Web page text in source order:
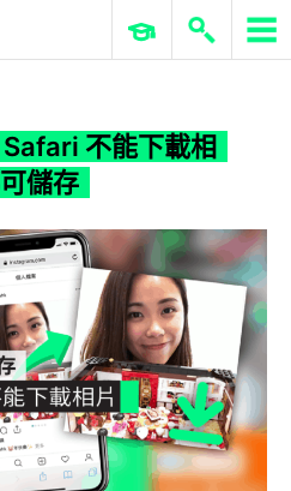
ERP 與商業 AI
Safari 不能下載相
儲存